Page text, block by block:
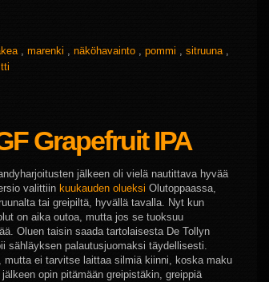
, marenki , näköhavainto , pommi , sitruuna ,
Grapefruit IPA
jälkeen oli vielä nautittava hyvää
valittiin kuukauden olueksi Olutoppaassa,
tai greipiltä, hyvällä tavalla. Nyt kun
on aika outoa, mutta jos se tuoksuu
Oluen taisin saada tartolaisesta De Tollyn
sähläyksen palautusjuomaksi täydellisesti.
mutta ei tarvitse laittaa silmiä kiinni, koska maku
opin pitämään greipistäkin, greippiä